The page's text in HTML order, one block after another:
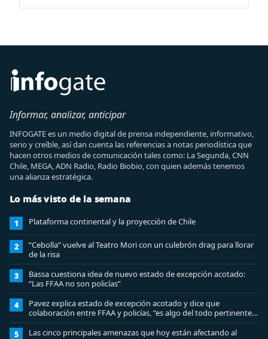
Informar, analizar, anticipar
INFOGATE es un medio digital de prensa independiente, informativo,
serio y creíble, así dan cuenta las referencias a notas periodística que
hacen otros medios de comunicación tales como: La Segunda, CNN
Chile, MEGA, ADN Radio, Radio Biobio, con quien además tenemos
una alianza estratégica.
Lo más visto de la semana
1 Plataforma continental y la proyección de Chile
2
“Cebolla” vuelve al Teatro Mori con un culebrón drag para llorar
de la risa
3
Bassa cuestiona idea de nuevo estado de excepción acotado:
“Las FFAA no son policías”
4
Pavez explica estado de excepción acotado y dice que
colaboración entre FFAA y policías, “es algo del todo pertinente
analizar”
5
Las cinco principales amenazas que hoy están afectando al